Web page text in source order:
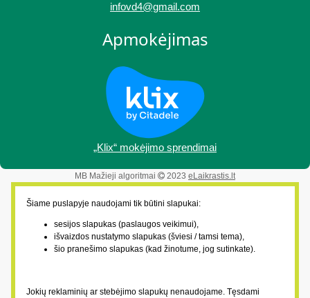
infovd4@gmail.com
Apmokėjimas
„Klix“ mokėjimo sprendimai
MB Mažieji algoritmai 2023 eLaikrastis.lt
Šiame puslapyje naudojami tik būtini slapukai:
sesijos slapukas (paslaugos veikimui),
išvaizdos nustatymo slapukas (šviesi / tamsi tema),
šio pranešimo slapukas (kad žinotume, jog sutinkate).
Jokių reklaminių ar stebėjimo slapukų nenaudojame. Tęsdami